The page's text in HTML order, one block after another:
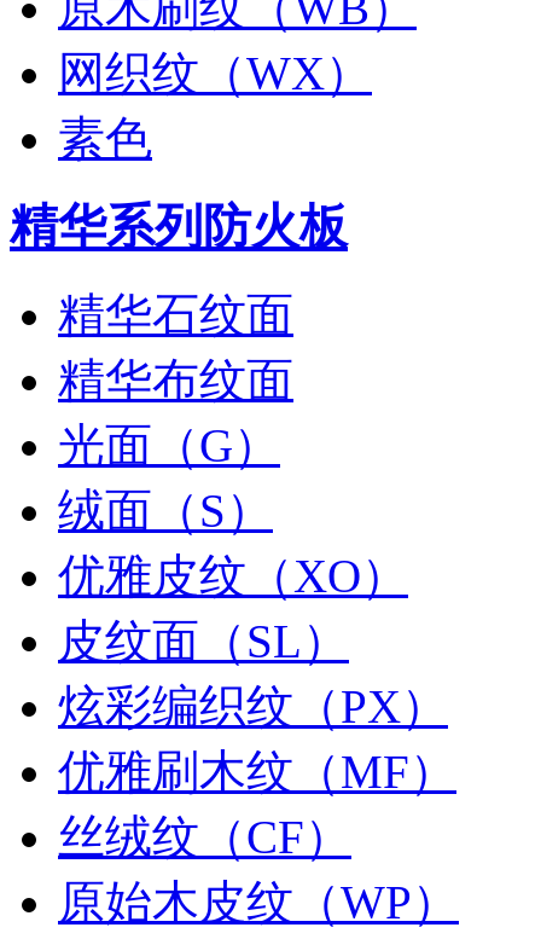
网织纹（WX）
素色
精华系列防火板
精华石纹面
精华布纹面
光面（G）
绒面（S）
优雅皮纹（XO）
皮纹面（SL）
炫彩编织纹（PX）
优雅刷木纹（MF）
丝绒纹（CF）
原始木皮纹（WP）